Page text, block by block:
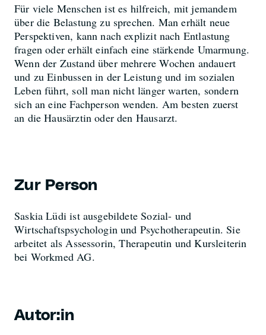
Für viele Menschen ist es hilfreich, mit jemandem
über die Belastung zu sprechen. Man erhält neue
Perspektiven, kann nach explizit nach Entlastung
fragen oder erhält einfach eine stärkende Umarmung.
Wenn der Zustand über mehrere Wochen andauert
und zu Einbussen in der Leistung und im sozialen
Leben führt, soll man nicht länger warten, sondern
sich an eine Fachperson wenden. Am besten zuerst
an die Hausärztin oder den Hausarzt.
Zur Person
Saskia Lüdi ist ausgebildete Sozial- und
Wirtschaftspsychologin und Psychotherapeutin. Sie
arbeitet als Assessorin, Therapeutin und Kursleiterin
bei Workmed AG.
Autor:in